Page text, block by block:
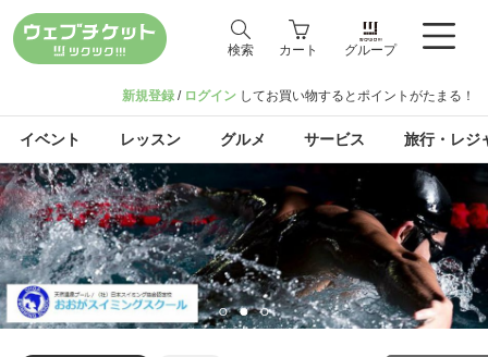
検索 カート グループ
新規登録 / ログイン してお買い物するとポイントがたまる！
イベント レッスン グルメ サービス 旅行・レジ